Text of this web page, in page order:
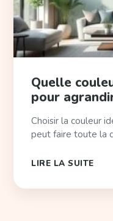
Quelle
pour
Choisir la couleur
peut faire toute la
LIRE LA SUITE